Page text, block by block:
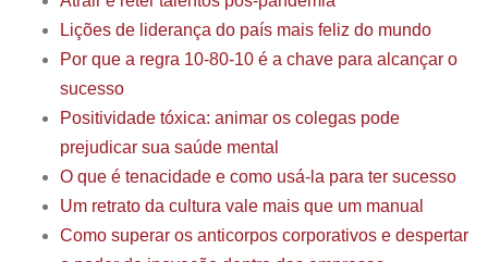
Lições de liderança do país mais feliz do mundo
Por que a regra 10-80-10 é a chave para alcançar o
sucesso
Positividade tóxica: animar os colegas pode
prejudicar sua saúde mental
O que é tenacidade e como usá-la para ter sucesso
Um retrato da cultura vale mais que um manual
Como superar os anticorpos corporativos e despertar